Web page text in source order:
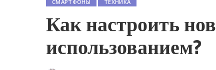
СМАРТФОНЫ ТЕХНИКА
Как настроить
использованием?